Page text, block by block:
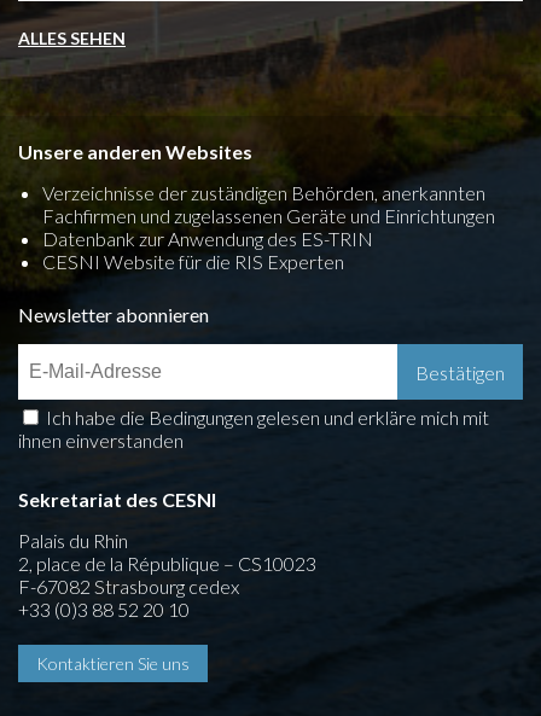
ALLES SEHEN
Unsere anderen Websites
Verzeichnisse der zuständigen Behörden, anerkannten
Fachfirmen und zugelassenen Geräte und Einrichtungen
Datenbank zur Anwendung des ES-TRIN
CESNI Website für die RIS Experten
Newsletter abonnieren
Ich habe die Bedingungen gelesen und erkläre mich mit
ihnen einverstanden
Sekretariat des CESNI
Palais du Rhin
2, place de la République – CS10023
F-67082 Strasbourg cedex
+33 (0)3 88 52 20 10
Kontaktieren Sie uns